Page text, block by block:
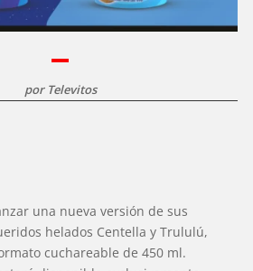
por Televitos
una nueva versión de sus
helados Centella y Trululú,
cuchareable de 450 ml.